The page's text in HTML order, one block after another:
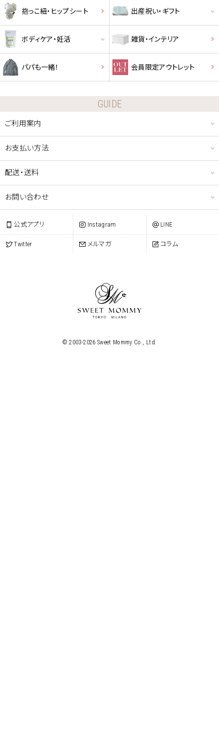
抱っこ紐・ヒップシート 出産祝い・ギフト
ボディケア・妊活 雑貨・インテリア
パパも一緒！ 会員限定アウトレット
GUIDE
ご利用案内
お支払い方法
配送・送料
お問い合わせ
公式アプリ Instagram LINE
Twitter メルマガ コラム
© 2003-2026 Sweet Mommy Co., Ltd.
ショッピングカート画面にてご入力ください。
クーポンのご利用には会員登録が必要となります。